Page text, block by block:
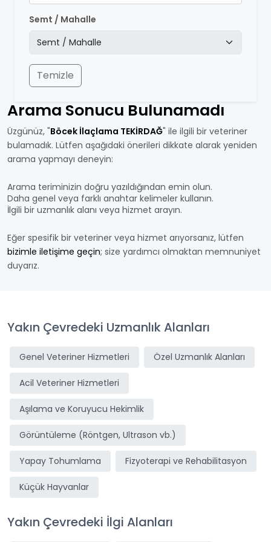
Semt / Mahalle
Temizle
Arama Sonucu Bulunamadı
Üzgünüz, "Böcek İlaçlama TEKİRDAĞ" ile ilgili bir veteriner
bulamadık. Lütfen aşağıdaki önerileri dikkate alarak yeniden
arama yapmayı deneyin:
Arama teriminizin doğru yazıldığından emin olun.
Daha genel veya farklı anahtar kelimeler kullanın.
İlgili bir uzmanlık alanı veya hizmet arayın.
Eğer spesifik bir veteriner veya hizmet arıyorsanız, lütfen
bizimle iletişime geçin; size yardımcı olmaktan memnuniyet
duyarız.
Yakın Çevredeki Uzmanlık Alanları
Genel Veteriner Hizmetleri Özel Uzmanlık Alanları
Acil Veteriner Hizmetleri
Aşılama ve Koruyucu Hekimlik
Görüntüleme (Röntgen, Ultrason vb.)
Yapay Tohumlama Fizyoterapi ve Rehabilitasyon
Küçük Hayvanlar
Yakın Çevredeki İlgi Alanları